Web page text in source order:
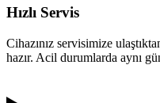
Hızlı Servis
Cihazınız servisimize
hazır. Acil durumlarda aynı